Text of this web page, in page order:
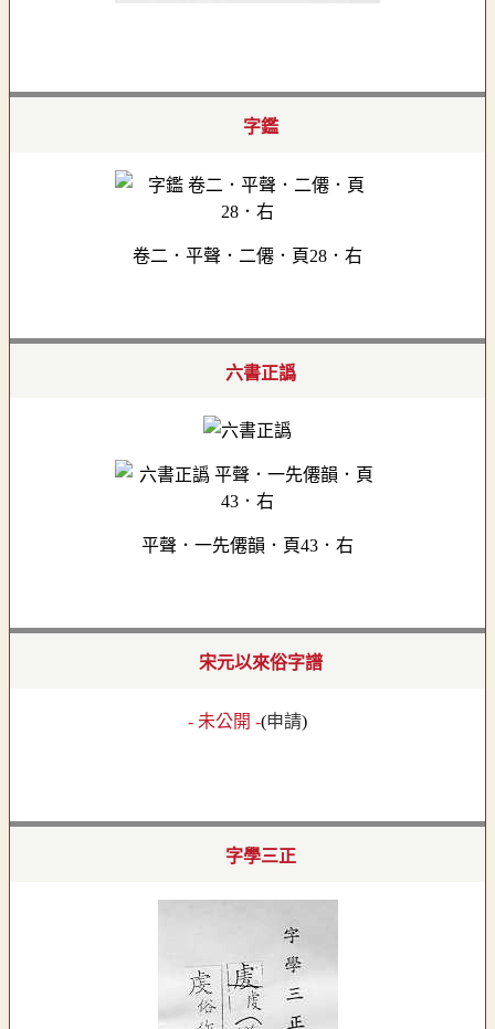
字鑑
卷二．平聲．二僊．頁28．右
六書正譌
平聲．一先僊韻．頁43．右
宋元以來俗字譜
- 未公開 -(申請)
字學三正